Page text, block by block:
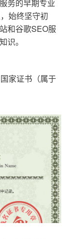
务的早期专业
始终坚守初
和谷歌SEO服
识。
家证书（属于